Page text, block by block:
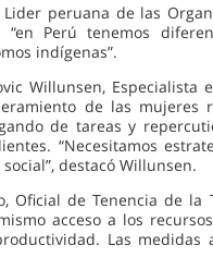
Lider peruana de las
“en Perú tenemos
indígenas”.
Willunsen,
de las
de tareas y
“Necesitamos
destacó Willunsen.
Oficial de Tenencia de
acceso a los
Las